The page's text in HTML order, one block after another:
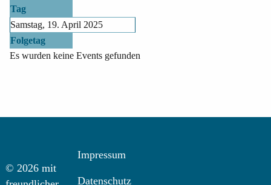
Tag
Samstag, 19. April 2025
Folgetag
Es wurden keine Events gefunden
© 2026 mit
Impressum
Datenschutz